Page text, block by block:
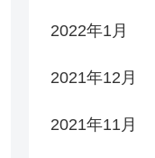
2022年1月
2021年12月
2021年11月